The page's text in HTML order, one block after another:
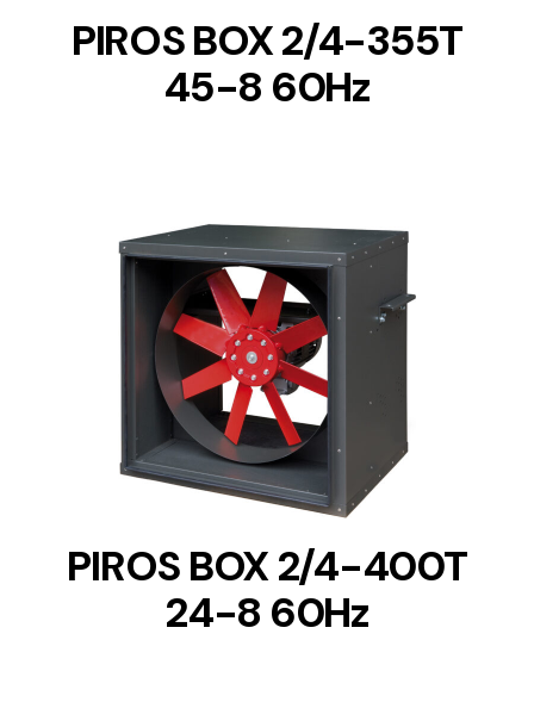
PIROS BOX 2/4-355T
45-8 60Hz
DETAILS
PIROS BOX 2/4-400T
24-8 60Hz